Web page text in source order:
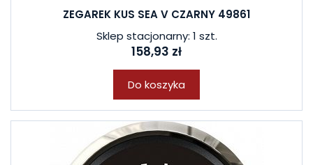
ZEGAREK KUS SEA V CZARNY 49861
Sklep stacjonarny: 1 szt.
158,93 zł
Do koszyka